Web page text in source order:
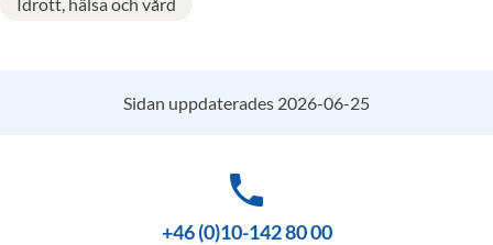
Sidan uppdaterades 2026-06-25
phone
+46 (0)10-142 80 00